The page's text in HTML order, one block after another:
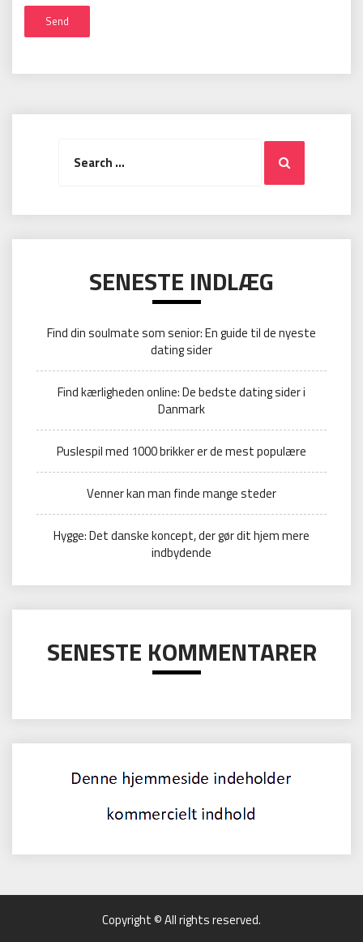
Search
SENESTE INDLÆG
Find din soulmate som senior: En guide til de nyeste
dating sider
Find kærligheden online: De bedste dating sider i
Danmark
Puslespil med 1000 brikker er de mest populære
Venner kan man finde mange steder
Hygge: Det danske koncept, der gør dit hjem mere
indbydende
SENESTE KOMMENTARER
Copyright © All rights reserved.